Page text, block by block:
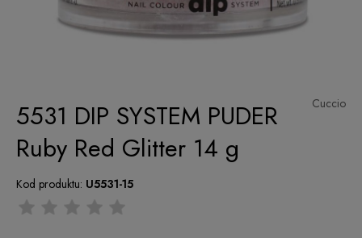
Cuccio
5531 DIP SYSTEM PUDER
Ruby Red Glitter 14 g
Kod produktu: U5531-15